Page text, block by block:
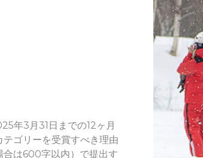
年3月31日までの12ヶ月
ゴリーを受賞すべき理由
は600字以内）で提出す